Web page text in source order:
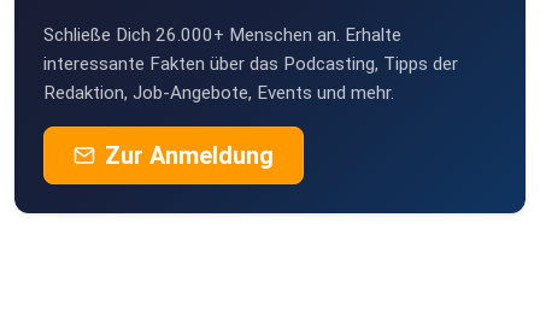
Schließe Dich 26.000+ Menschen an. Erhalte
interessante Fakten über das Podcasting, Tipps der
Redaktion, Job-Angebote, Events und mehr.
Zur Anmeldung